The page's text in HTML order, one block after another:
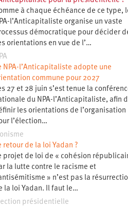
à chaque échéance de ce type,
l’Anticapitaliste organise un vaste
démocratique pour décider
orientations en vue de l’…
NPA-l’Anticapitaliste adopte une
commune pour 2027
27 et 28 juin s’est tenue la
du NPA-l’Anticapitaliste, afin
les orientations de l’organisation
l’élection…
retour de la loi Yadan ?
projet de loi de « cohésion
la lutte contre le racisme et
» n’est pas la
la loi Yadan. Il faut le…
présidentielle